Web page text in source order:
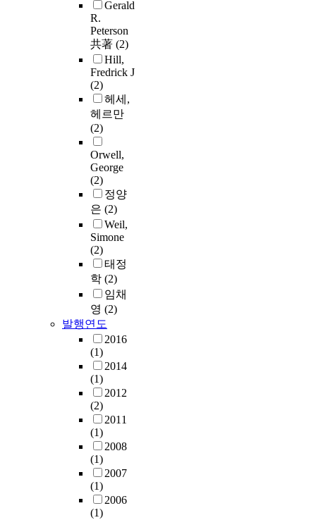
Gerald
R.
Peterson
共著 (2)
Hill,
Fredrick J
(2)
헤세,
헤르만
(2)
Orwell,
George
(2)
정양
은 (2)
Weil,
Simone
(2)
태정
학 (2)
임채
영 (2)
발행연도
2016
(1)
2014
(1)
2012
(2)
2011
(1)
2008
(1)
2007
(1)
2006
(1)